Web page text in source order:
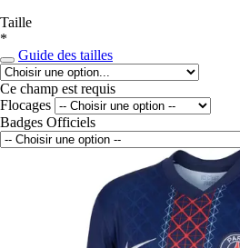
Taille
*
Guide des tailles
Ce champ est requis
Flocages
Badges Officiels